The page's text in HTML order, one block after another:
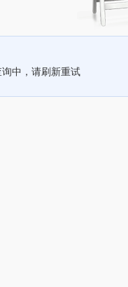
中，请刷新重试